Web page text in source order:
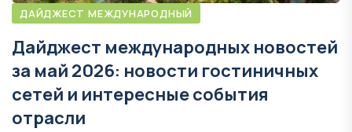
ДАЙДЖЕСТ МЕЖДУНАРОДНЫЙ
Дайджест международных новостей
за май 2026: новости гостиничных
сетей и интересные события
отрасли